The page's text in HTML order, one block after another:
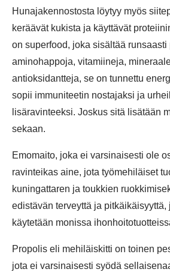
Hunajakennostosta löytyy myös
keräävät kukista ja käyttävät
on superfood, joka sisältää runsaasti
aminohappoja, vitamiineja,
antioksidantteja, se on tunnettu
sopii immuniteetin nostajaksi ja
lisäravinteeksi. Joskus sitä lisätään
sekaan.
Emomaito, joka ei varsinaisesti ole
ravinteikas aine, jota työmehiläiset
kuningattaren ja toukkien
edistävän terveyttä ja pitkäikäisyyttä,
käytetään monissa
Propolis eli mehiläiskitti on toinen
jota ei varsinaisesti syödä